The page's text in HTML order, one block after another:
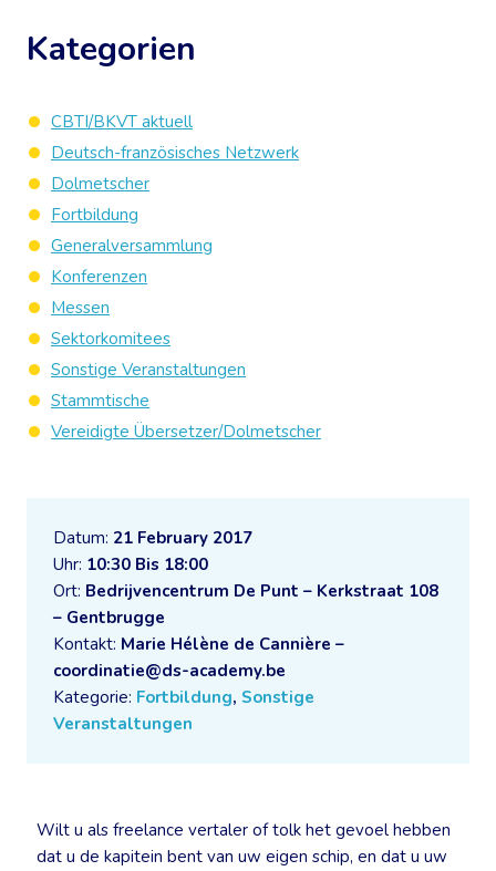
Datum: 21 February 2017
Uhr: 10:30 Bis 18:00
Ort: Bedrijvencentrum De Punt – Kerkstraat 108
– Gentbrugge
Kontakt: Marie Hélène de Cannière –
coordinatie@ds-academy.be
Kategorie: Fortbildung, Sonstige
Veranstaltungen
Wilt u als freelance vertaler of tolk het gevoel hebben
dat u de kapitein bent van uw eigen schip, en dat u uw
Kategorien
CBTI/BKVT aktuell
Deutsch-französisches Netzwerk
Dolmetscher
Fortbildung
Generalversammlung
Konferenzen
Messen
Sektorkomitees
Sonstige Veranstaltungen
Stammtische
Vereidigte Übersetzer/Dolmetscher